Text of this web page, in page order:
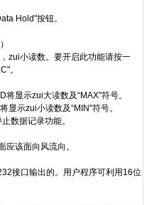
Hold"按钮。
小读数。要开启此功能请按一
。
示zui大读数及“MAX"符号。
示zui小读数及“MIN"符号。
据记录功能。
该面向风流向。
口输出的。用户程序可利用16位